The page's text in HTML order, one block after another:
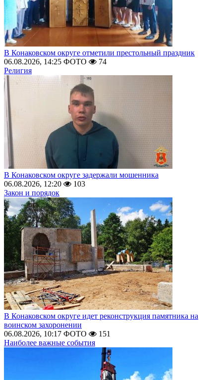
В Конаковском округе отметили престольный праздник
06.08.2026, 14:25 ФОТО
74
Религия
В Конаковском округе задержали мошенника
06.08.2026, 12:20
103
Закон и порядок
В Конаковском округе идет реконструкция памятника на
воинском захоронении
06.08.2026, 10:17 ФОТО
151
Наиболее важные события